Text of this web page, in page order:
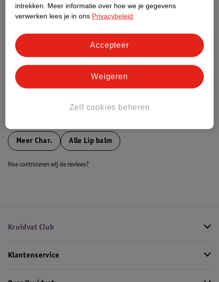
Nature Impact Score
Dit product heeft (nog) geen Nature
Impact Score.
Meer informatie
Bestel & Bezorginformatie
Meer Char. Alle Lip balm
Hoe controleren wij de reviews?
Kruidvat Club
Klantenservice
intrekken. Meer informatie over hoe we je gegevens
verwerken lees je in ons Privacybeleid.
Zelf cookies beheren
Weigeren
Accepteer